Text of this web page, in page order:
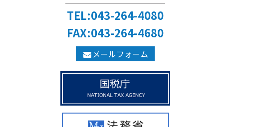
TEL:043-264-4080
FAX:043-264-4680
メールフォーム